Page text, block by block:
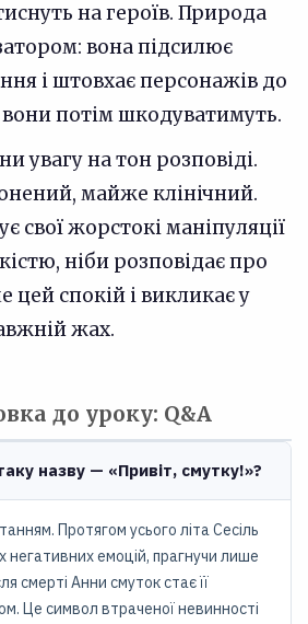
на героїв. Природа
вона підсилює
і штовхає персонажів до
вони потім шкодуватимуть.
увагу на тон розповіді.
майже клінічний.
свої жорстокі маніпуляції
ніби розповідає про
цей спокій і викликає у
жах.
до уроку: Q&A
назву — «Привіт, смутку!»?
Протягом усього літа Сесіль
негативних емоцій, прагнучи лише
смерті Анни смуток стає її
Це символ втраченої невинності